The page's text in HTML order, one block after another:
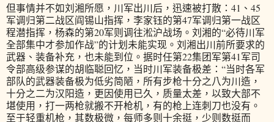
但事情并不如刘湘所愿，川军出川后，迅速被打散：41、45
军调归第二战区阎锡山指挥，李家钰的第47军调归第一战区
程潜指挥，杨森的第20军则调往淞沪战场。刘湘的“必待川军
全部集中才参加作战”的计划未能实现。刘湘出川前所要求的
武器、装备补充，也未能到位。据时任第22集团军第41军司
令部高级参谋的胡临聪回忆，当时川军装备极差：“当时各军
部队的武器装备极为低劣简陋，所有步枪十分之八为川造，
十分之二为汉阳造，更因使用已久，质量太差，以致大部不
堪使用，打一两枪就搬不开枪机，有的枪上连刺刀也没有。
至于轻重机枪，其数极微，每师多则十余挺，少则数挺而